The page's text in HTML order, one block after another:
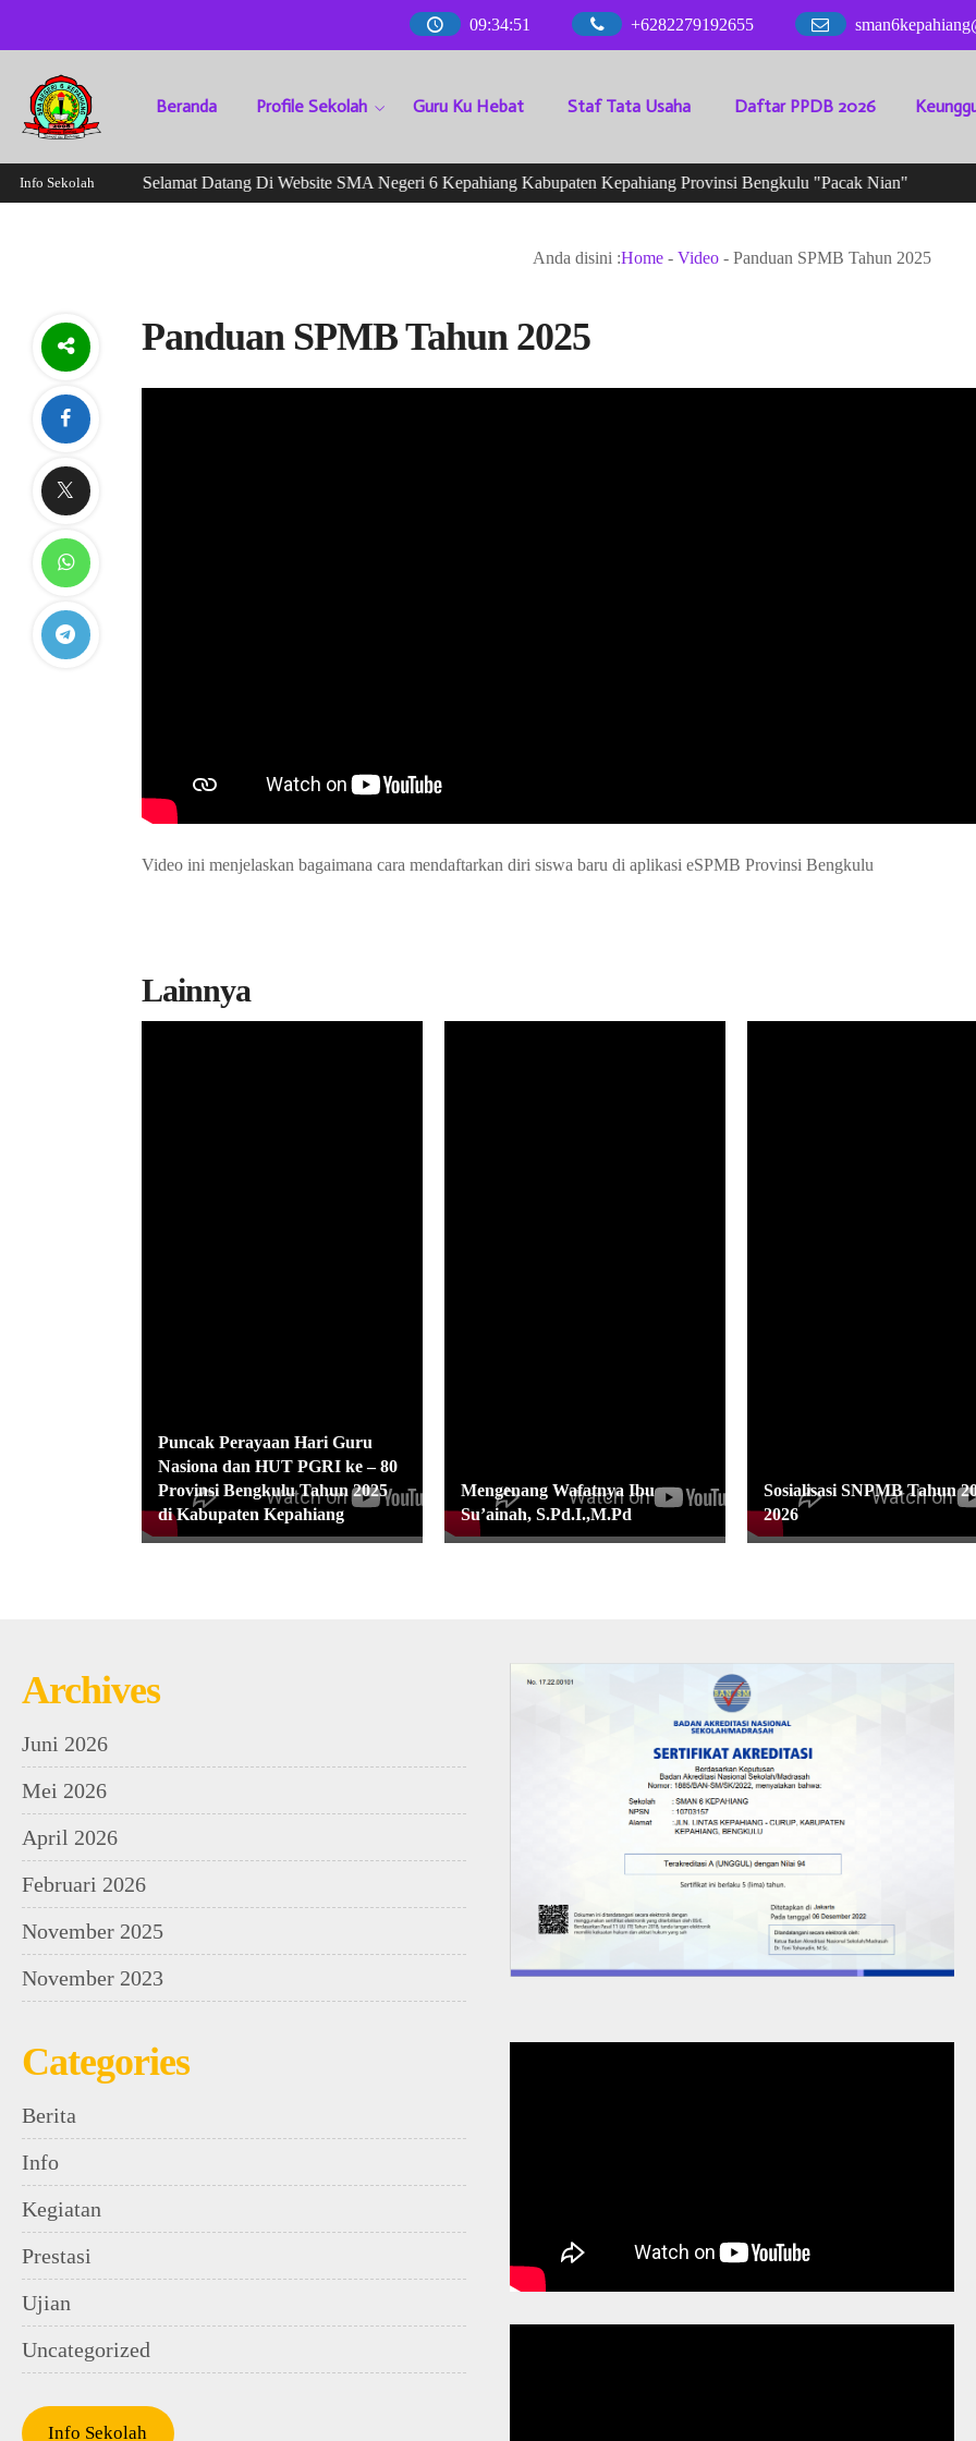
09:34:52 +6282279192655
Beranda Profile Sekolah Guru Ku Hebat Staf Tata Usaha Daftar PPDB 2026
Info Sekolah Selamat Datang Di Website SMA Negeri 6 Kepahiang Kabupaten Kepahiang Provinsi Bengkulu "Pacak Nian"
Anda disini :Home - Video - Panduan SPMB Tahun 2025
Panduan SPMB Tahun 2025
Video ini menjelaskan bagaimana cara mendaftarkan diri siswa baru di aplikasi eSPMB Provinsi Bengkulu
Lainnya
Puncak Perayaan Hari Guru
Nasiona dan HUT PGRI ke – 80
Provinsi Bengkulu Tahun 2025
di Kabupaten Kepahiang
Mengenang Wafatnya Ibu
Su’ainah, S.Pd.I.,M.Pd
Sosialisasi SNPMB Tahun
2026
Archives
Juni 2026
Mei 2026
April 2026
Februari 2026
November 2025
November 2023
Categories
Berita
Info
Kegiatan
Prestasi
Ujian
Uncategorized
Info Sekolah